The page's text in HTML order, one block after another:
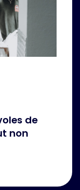
de
non